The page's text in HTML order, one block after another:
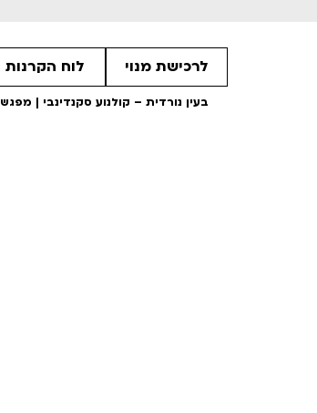
לוח הקרנות לרכישת מנוי
בעין נורדית – קולנוע סקנדינבי | מפגש 5: חיפוש משמעות באמצע החיים